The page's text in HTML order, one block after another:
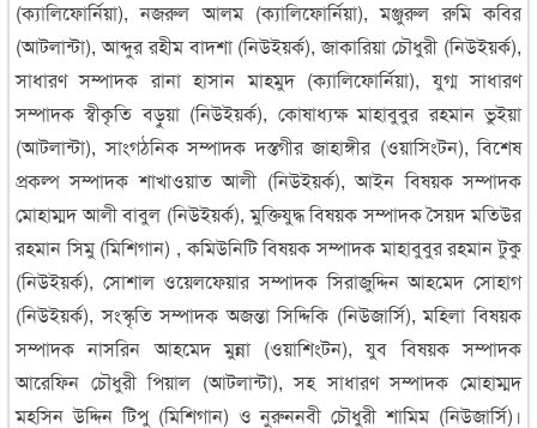
(ক্যালিফোর্নিয়া), নজরুল আলম (ক্যালিফোর্নিয়া), মঞ্জুরুল রুমি কবির
(আটলান্টা), আব্দুর রহীম বাদশা (নিউইয়র্ক), জাকারিয়া চৌধুরী (নিউইয়র্ক),
সাধারণ সম্পাদক রানা হাসান মাহমুদ (ক্যালিফোর্নিয়া), যুগ্ম সাধারণ
সম্পাদক স্বীকৃতি বড়ুয়া (নিউইয়র্ক), কোষাধ্যক্ষ মাহাবুবুর রহমান ভুইয়া
(আটলান্টা), সাংগঠনিক সম্পাদক দস্তগীর জাহাঙ্গীর (ওয়াসিংটন), বিশেষ
প্রকল্প সম্পাদক শাখাওয়াত আলী (নিউইয়র্ক), আইন বিষয়ক সম্পাদক
মোহাম্মদ আলী বাবুল (নিউইয়র্ক), মুক্তিযুদ্ধ বিষয়ক সম্পাদক সৈয়দ মতিউর
রহমান সিমু (মিশিগান) , কমিউনিটি বিষয়ক সম্পাদক মাহাবুবুর রহমান টুকু
(নিউইয়র্ক), সোশাল ওয়েলফেয়ার সম্পাদক সিরাজুদ্দিন আহমেদ সোহাগ
(নিউইয়র্ক), সংস্কৃতি সম্পাদক অজন্তা সিদ্দিকি (নিউজার্সি), মহিলা বিষয়ক
সম্পাদক নাসরিন আহমেদ মুন্না (ওয়াশিংটন), যুব বিষয়ক সম্পাদক
আরেফিন চৌধুরী পিয়াল (আটলান্টা), সহ সাধারণ সম্পাদক মোহাম্মদ
মহসিন উদ্দিন টিপু (মিশিগান) ও নুরুননবী চৌধুরী শামিম (নিউজার্সি)।